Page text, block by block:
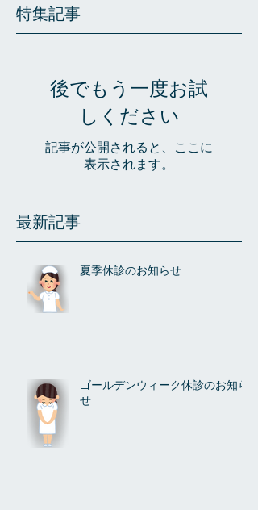
特集記事
後でもう一度お試
しください
記事が公開されると、ここに
表示されます。
最新記事
夏季休診のお知らせ
ゴールデンウィーク休診のお知ら
せ